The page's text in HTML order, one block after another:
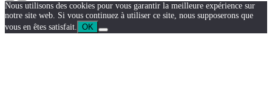
Nous utilisons des cookies pour vous garantir la meilleure expérience sur
notre site web. Si vous continuez à utiliser ce site, nous supposerons que
vous en êtes satisfait.
OK